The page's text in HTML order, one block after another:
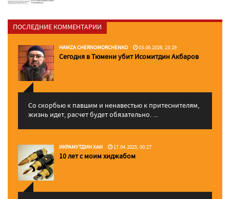
ПОСЛЕДНИЕ КОММЕНТАРИИ
HAMZA CHERNOMORCHENKO 03.06.2026, 23:29
Сегодня в Тюмени убит Исомитдин Акбаров
Со скорбью к павшим и ненавестью к притеснителям,
жизнь идет, расчет будет обязательно. ...
ИКРАМУТДИН ХАН 17.04.2025, 00:27
10 лет с моим хиджабом